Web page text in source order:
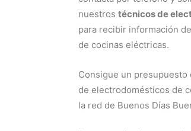
nuestros técnicos de
para recibir información
de cocinas eléctricas.
Consigue un
de electrodomésticos de
la red de Buenos Días